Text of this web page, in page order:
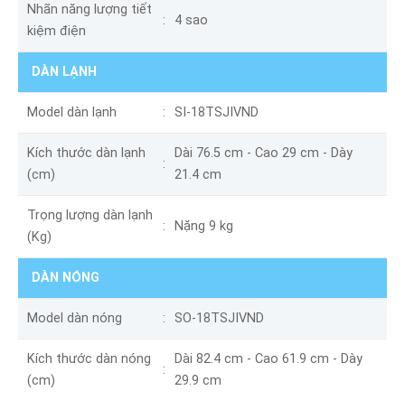
Nhãn năng lượng tiết
kiệm điện
4 sao
DÀN LẠNH
Model dàn lạnh SI-18TSJIVND
Kích thước dàn lạnh
(cm)
Dài 76.5 cm - Cao 29 cm - Dày
21.4 cm
Trọng lượng dàn lạnh
(Kg)
Nặng 9 kg
DÀN NÓNG
Model dàn nóng SO-18TSJIVND
Kích thước dàn nóng
(cm)
Dài 82.4 cm - Cao 61.9 cm - Dày
29.9 cm